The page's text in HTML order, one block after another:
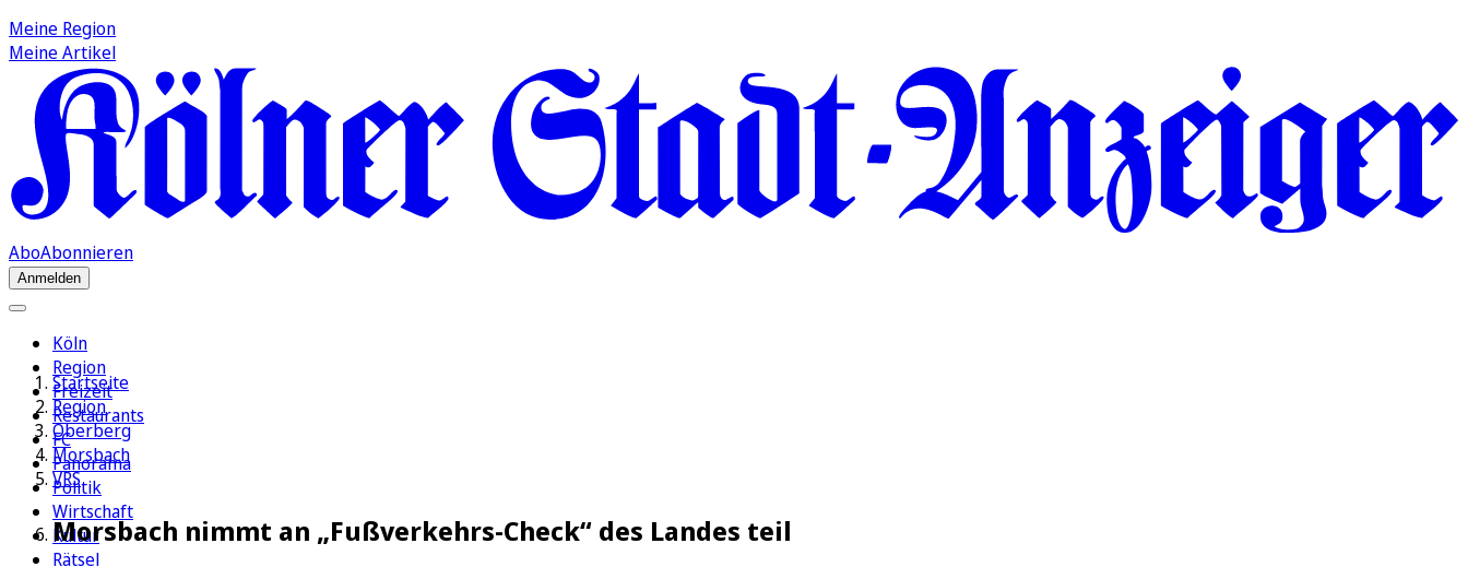
Meine Region
Meine Artikel
AboAbonnieren
Anmelden
Köln
Region
Freizeit
Restaurants
FC
Panorama
Politik
Wirtschaft
Kultur
Rätsel
Startseite
Region
Oberberg
Morsbach
VRS
Morsbach nimmt an „Fußverkehrs-Check“ des Landes teil